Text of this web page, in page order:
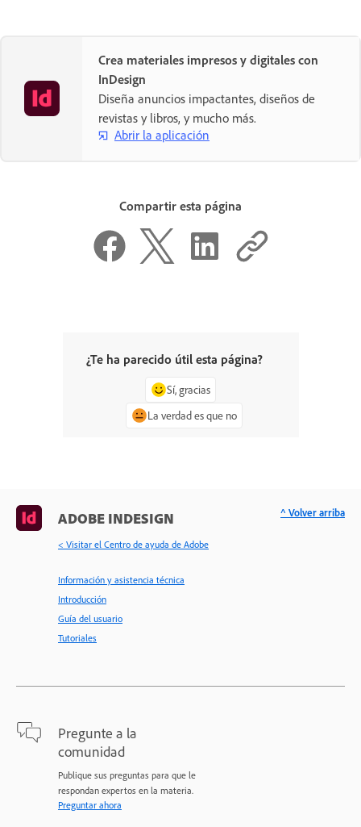
Crea materiales impresos y digitales con
InDesign
Diseña anuncios impactantes, diseños de
revistas y libros, y mucho más.
Abrir la aplicación
Compartir esta página
¿Te ha parecido útil esta página?
Sí, gracias
La verdad es que no
ADOBE INDESIGN
< Visitar el Centro de ayuda de Adobe
Información y asistencia técnica
Introducción
Guía del usuario
Tutoriales
Pregunte a la
comunidad
Publique sus preguntas para que le
respondan expertos en la materia.
Preguntar ahora
^ Volver arriba